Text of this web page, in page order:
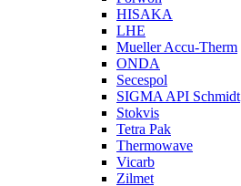
HISAKA
LHE
Mueller Accu-Therm
ONDA
Secespol
SIGMA API Schmidt
Stokvis
Tetra Pak
Thermowave
Vicarb
Zilmet